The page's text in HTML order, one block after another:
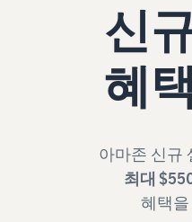
신
혜
아마존 신규
최대
혜택